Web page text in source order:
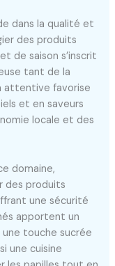
dans la qualité et
des produits
de saison s’inscrit
tant de la
attentive favorise
et en saveurs
locale et des
domaine,
des produits
une sécurité
apportent un
touche sucrée
une cuisine